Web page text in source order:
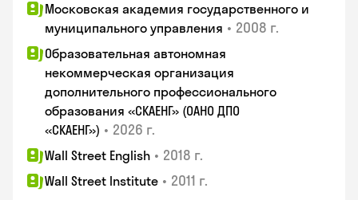
Московская академия государственного и
муниципального управления • 2008 г.
Образовательная автономная
некоммерческая организация
дополнительного профессионального
образования «СКАЕНГ» (ОАНО ДПО
«СКАЕНГ») • 2026 г.
Wall Street English • 2018 г.
Wall Street Institute • 2011 г.